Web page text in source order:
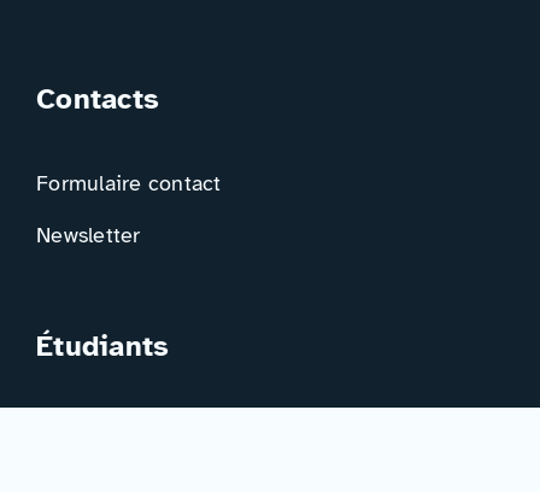
Contacts
Formulaire contact
Newsletter
Étudiants